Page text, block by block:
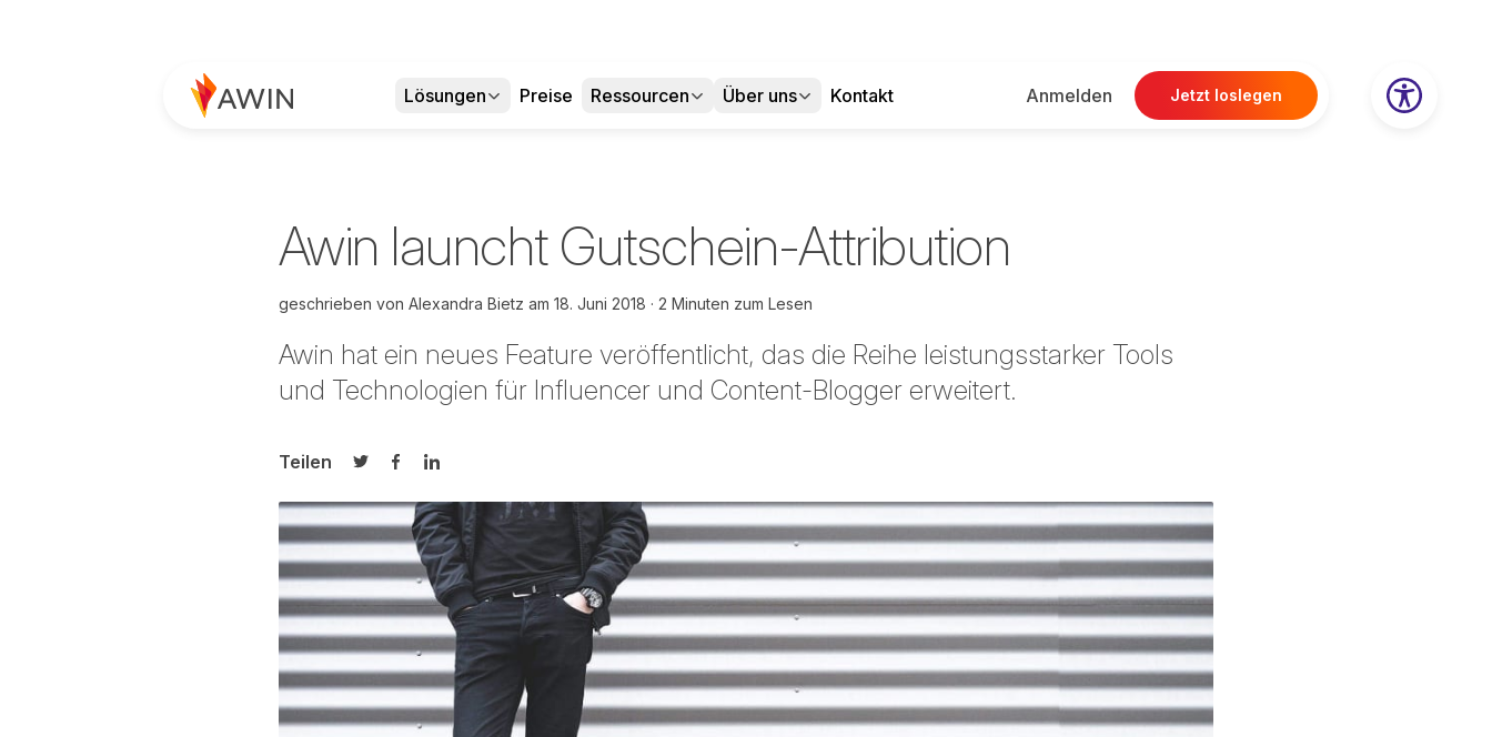
Lösungen Preise Ressourcen Über uns Kontakt Anmelden Jetzt loslegen
Awin launcht Gutschein-Attribution
geschrieben von Alexandra Bietz am 18. Juni 2018 2 Minuten zum Lesen
Awin hat ein neues Feature veröffentlicht, das die Reihe leistungsstarker Tools
und Technologien für Influencer und Content-Blogger erweitert.
Teilen
Auf Twitter teilen
Auf Facebook teilen
Auf LinkedIn teilen